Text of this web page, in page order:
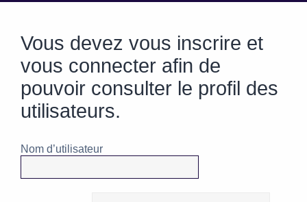
Vous devez vous inscrire et
vous connecter afin de
pouvoir consulter le profil des
utilisateurs.
Nom d’utilisateur